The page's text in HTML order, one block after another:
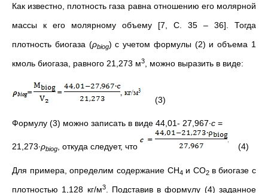
Как известно, плотность газа равна отношению его молярной
массы к его молярному объему [7, С. 35 – 36]. Тогда
плотность биогаза (ρbiog) с учетом формулы (2) и объема 1
кмоль биогаза, равного 21,273 м3 , можно выразить в виде:
(3)
Формулу (3) можно записать в виде 44,01- 27,967∙с =
21,273∙ρbiog , откуда следует, что (4)
Для примера, определим содержание СН4 и СО2 в биогазе с
плотностью 1,128 кг/м3. Подставив в формулу (4) заданное